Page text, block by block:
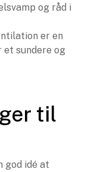
og råd i
er en
sundere og
til
god idé at